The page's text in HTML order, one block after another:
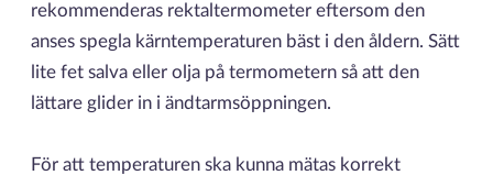
rekommenderas rektaltermometer eftersom den
anses spegla kärntemperaturen bäst i den åldern. Sätt
lite fet salva eller olja på termometern så att den
lättare glider in i ändtarmsöppningen.
För att temperaturen ska kunna mätas korrekt